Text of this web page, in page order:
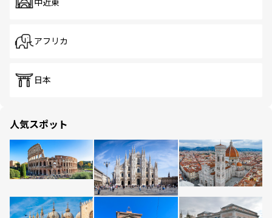
中近東
アフリカ
日本
人気スポット